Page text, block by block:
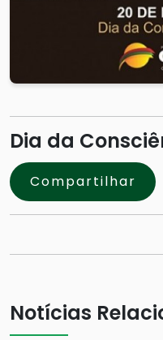
Dia da
Compartilhar
Notícias